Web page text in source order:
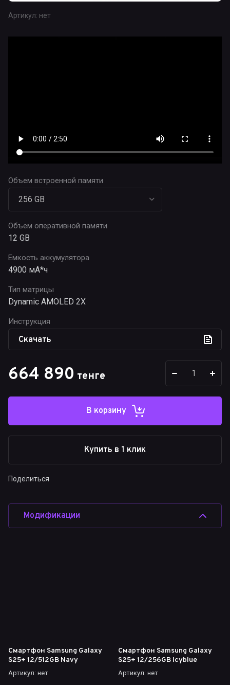
Артикул: нет
Объем встроенной памяти
Объем оперативной памяти
12 GB
Емкость аккумулятора
4900 мА*ч
Тип матрицы
Dynamic AMOLED 2X
Инструкция
Скачать
664 890 тенге
В корзину
Купить в 1 клик
Поделиться
Модификации
Смартфон Samsung Galaxy
S25+ 12/512GB Navy
Артикул: нет
Смартфон Samsung Galaxy
S25+ 12/256GB Icyblue
Артикул: нет